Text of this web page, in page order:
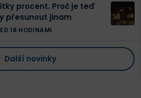
procent. Proč je teď
přesunout jinam
18 HODINAMI
Další novinky